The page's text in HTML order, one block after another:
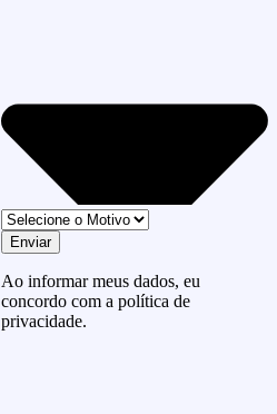
Enviar
Ao informar meus dados, eu
concordo com a política de
privacidade.